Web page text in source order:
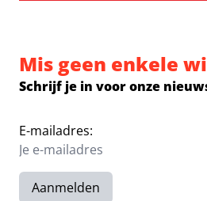
Mis geen enkele
Schrijf je in voor onze
E-mailadres:
Aanmelden